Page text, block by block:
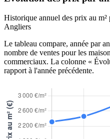
Historique annuel des prix au m²
Angliers
Le tableau compare, année par
nombre de ventes pour les
commerciaux. La colonne «
rapport à l'année précédente.